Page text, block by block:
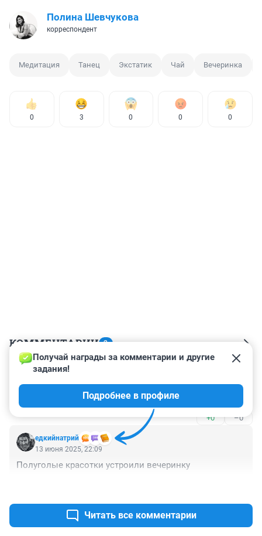
Полина Шевчукова
корреспондент
Медитация Танец Экстатик Чай Вечеринка
0 3 0 0 0
КОММЕНТАРИИ 2
Гость
У меня грибок мне нельзя босым (
+0 –0
едкийнатрий
Получай награды за комментарии и другие
задания!
Подробнее в профиле
13 июня 2025, 22:09
Полуголые красотки устроили вечеринку
Читать все комментарии